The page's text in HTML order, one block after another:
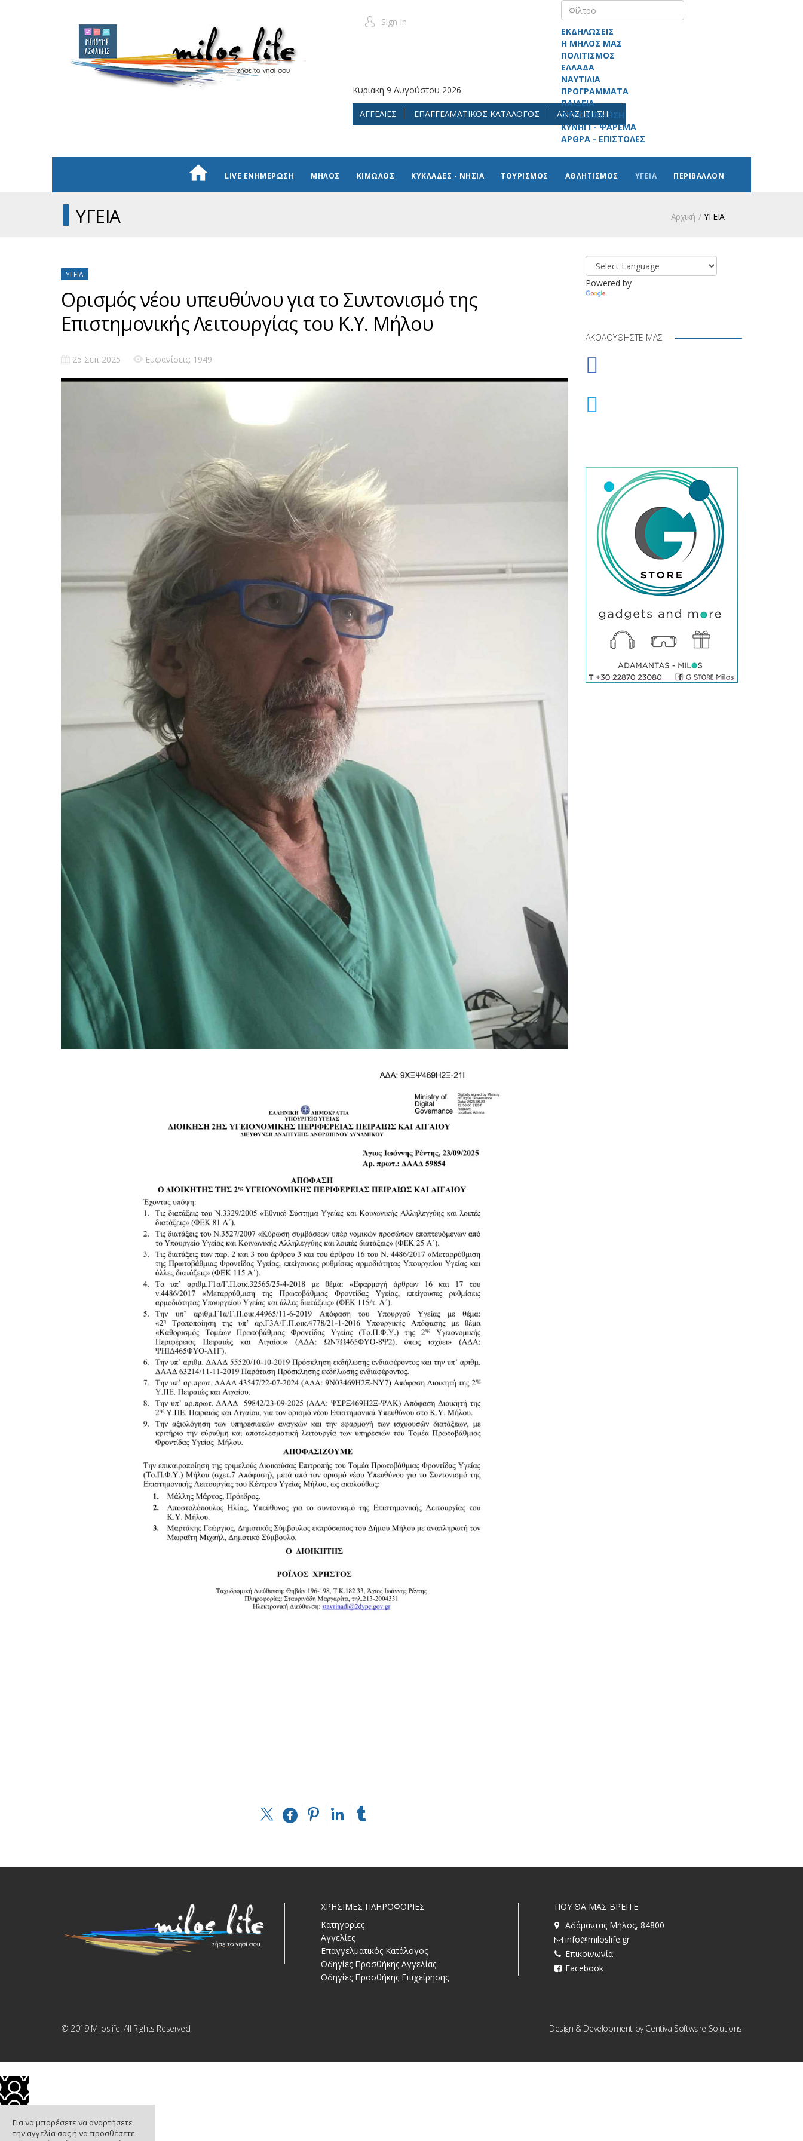
Sign In
Κυριακή 9 Αυγούστου 2026
ΑΓΓΕΛΙΕΣ ΕΠΑΓΓΕΛΜΑΤΙΚΟΣ ΚΑΤΑΛΟΓΟΣ ΑΝΑΖΗΤΗΣΗ
ΕΚΔΗΛΩΣΕΙΣ
Η ΜΗΛΟΣ ΜΑΣ
ΠΟΛΙΤΙΣΜΟΣ
ΕΛΛΑΔΑ
ΝΑΥΤΙΛΙΑ
ΠΡΟΓΡΑΜΜΑΤΑ
ΠΑΙΔΕΙΑ
ΑΥΤΟΔΙΟΙΚΗΣΗ
ΚΥΝΗΓΙ - ΨΑΡΕΜΑ
ΑΡΘΡΑ - ΕΠΙΣΤΟΛΕΣ
LIVE ΕΝΗΜΕΡΩΣΗ ΜΗΛΟΣ ΚΙΜΩΛΟΣ ΚΥΚΛΑΔΕΣ - ΝΗΣΙΑ ΤΟΥΡΙΣΜΟΣ ΑΘΛΗΤΙΣΜΟΣ ΥΓΕΙΑ ΠΕΡΙΒΑΛΛΟΝ
ΥΓΕΙΑ Αρχική ΥΓΕΙΑ
ΥΓΕΊΑ
Ορισμός νέου υπευθύνου για το Συντονισμό της
Επιστημονικής Λειτουργίας του Κ.Υ. Μήλου
25 Σεπ 2025 Εμφανίσεις: 1949
Powered by
ΑΚΟΛΟΥΘΉΣΤΕ ΜΑΣ
ΧΡΗΣΙΜΕΣ ΠΛΗΡΟΦΟΡΙΕΣ
Κατηγορίες
Αγγελίες
Επαγγελματικός Κατάλογος
Οδηγίες Προσθήκης Αγγελίας
Οδηγίες Προσθήκης Επιχείρησης
ΠΟΥ ΘΑ ΜΑΣ ΒΡΕΙΤΕ
Αδάμαντας Μήλος, 84800
info@miloslife.gr
Επικοινωνία
Facebook
© 2019 Miloslife. All Rights Reserved. Design & Development byCentiva Software Solutions
Για να μπορέσετε να αναρτήσετε
την αγγελία σας ή να προσθέσετε